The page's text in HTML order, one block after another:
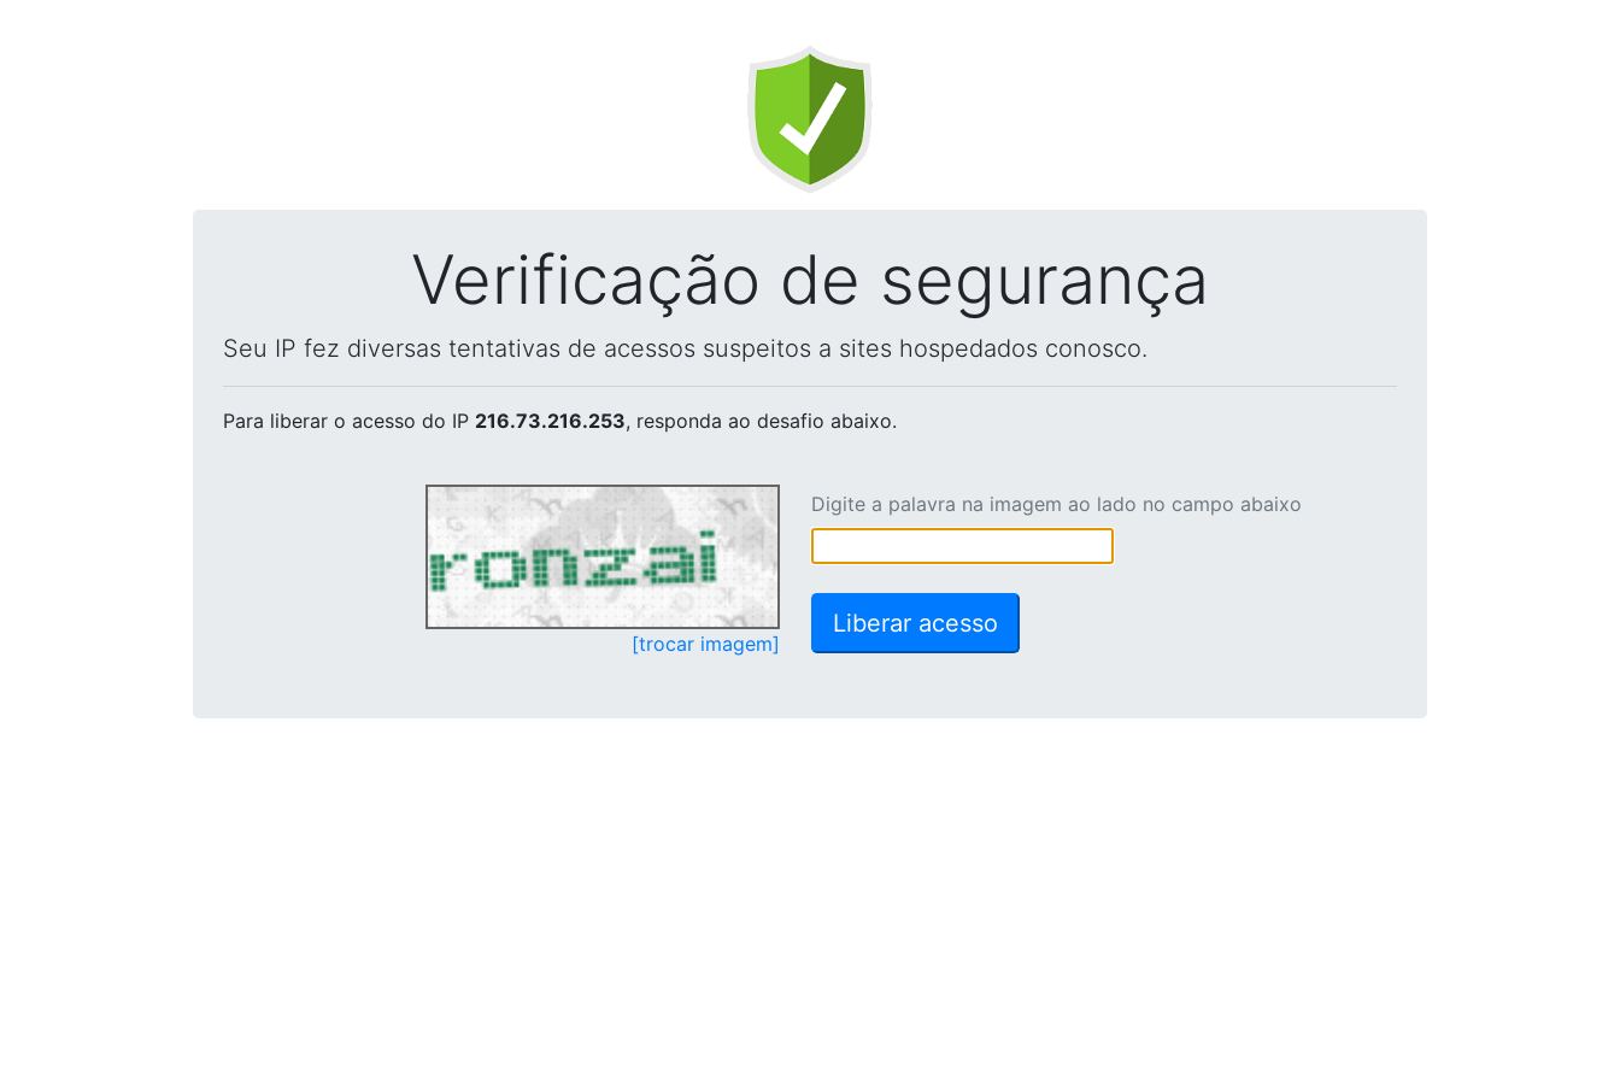
Verificação de segurança
Seu IP fez diversas tentativas de acessos suspeitos a sites hospedados conosco.
Para liberar o acesso do IP 216.73.216.253, responda ao desafio abaixo.
[trocar imagem]
Digite a palavra na imagem ao lado no campo abaixo